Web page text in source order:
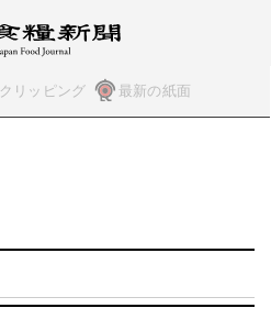
クリッピング 最新の紙面